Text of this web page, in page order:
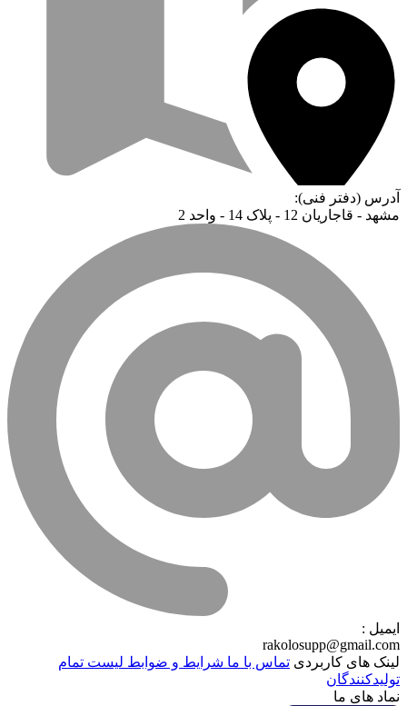
آدرس (دفتر فنی):
مشهد - قاجاریان 12 - پلاک 14 - واحد 2
ایمیل :
rakolosupp@gmail.com
لینک های کاربردی تماس با ماشرایط و ضوابطلیست تمام
تولیدکنندگان
نماد های ما